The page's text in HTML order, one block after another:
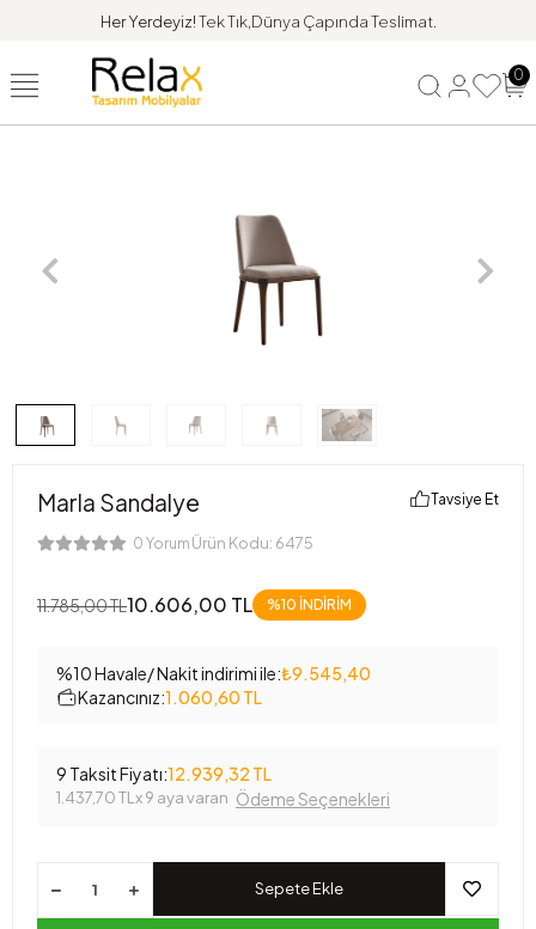
Her Yerdeyiz!Tek Tık,Dünya Çapında Teslimat.
0
Marla Sandalye
0 Yorum Ürün Kodu: 6475
Tavsiye Et
11.785,00 TL10.606,00 TL %10 İNDİRİM
%10 Havale/ Nakit indirimi ile:₺9.545,40
Kazancınız:1.060,60 TL
9 Taksit Fiyatı:12.939,32 TL
1.437,70 TL x 9 aya varan Ödeme Seçenekleri
Sepete Ekle